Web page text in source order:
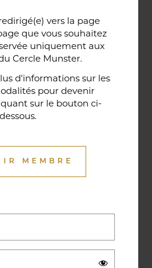
vers la page
que vous souhaitez
uniquement aux
Cercle Munster.
d'informations sur les
pour devenir
sur le bouton ci-
dessous.
MEMBRE
relie le bar au restaurant ;
la tradition du bien-
l'accueil chaleureux qui
de l'établissement. Ce
a été entièrement
Notre chef vous propose
surprendre.